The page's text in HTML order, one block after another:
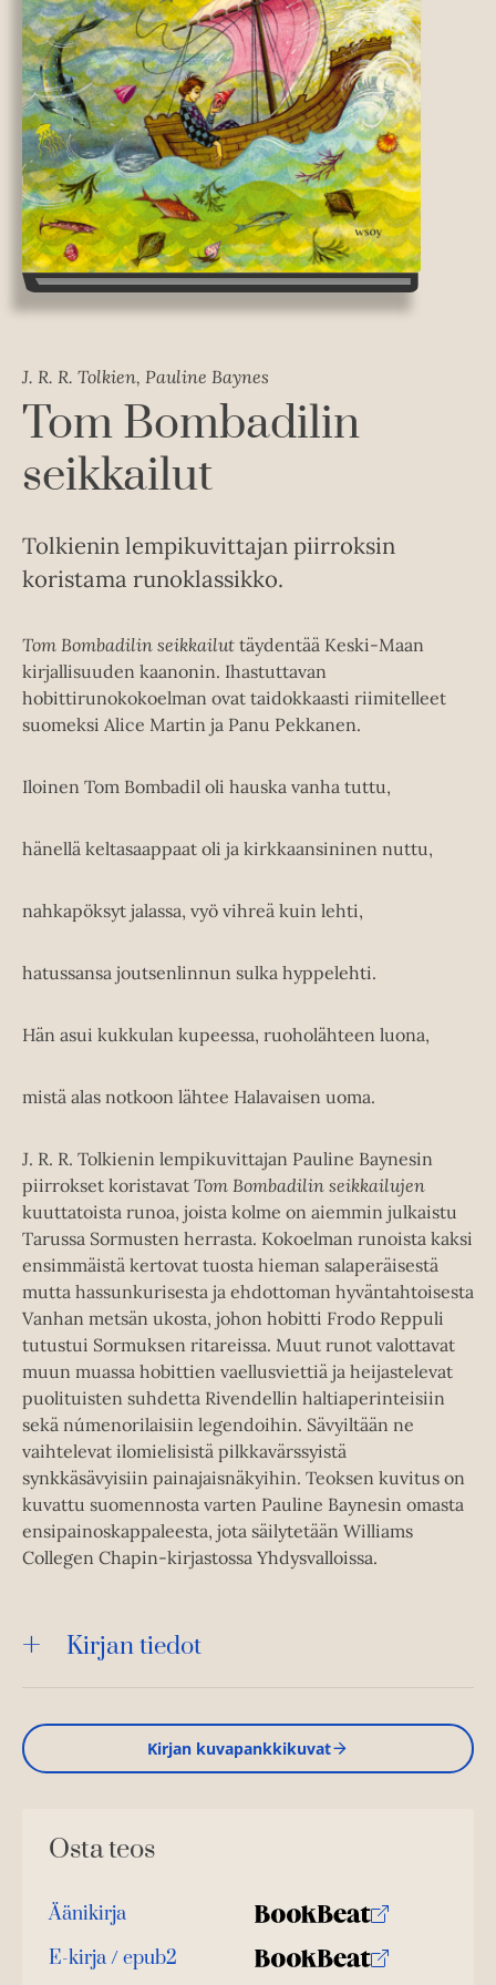
J. R. R. Tolkien, Pauline Baynes
Tom Bombadilin
seikkailut
Tolkienin lempikuvittajan piirroksin
koristama runoklassikko.
Tom Bombadilin seikkailut täydentää Keski-Maan
kirjallisuuden kaanonin. Ihastuttavan
hobittirunokokoelman ovat taidokkaasti riimitelleet
suomeksi Alice Martin ja Panu Pekkanen.
Iloinen Tom Bombadil oli hauska vanha tuttu,
hänellä keltasaappaat oli ja kirkkaansininen nuttu,
nahkapöksyt jalassa, vyö vihreä kuin lehti,
hatussansa joutsenlinnun sulka hyppelehti.
Hän asui kukkulan kupeessa, ruoholähteen luona,
mistä alas notkoon lähtee Halavaisen uoma.
J. R. R. Tolkienin lempikuvittajan Pauline Baynesin
piirrokset koristavat Tom Bombadilin seikkailujen
kuuttatoista runoa, joista kolme on aiemmin julkaistu
Tarussa Sormusten herrasta. Kokoelman runoista kaksi
ensimmäistä kertovat tuosta hieman salaperäisestä
mutta hassunkurisesta ja ehdottoman hyväntahtoisesta
Vanhan metsän ukosta, johon hobitti Frodo Reppuli
tutustui Sormuksen ritareissa. Muut runot valottavat
muun muassa hobittien vaellusviettiä ja heijastelevat
puolituisten suhdetta Rivendellin haltiaperinteisiin
sekä númenorilaisiin legendoihin. Sävyiltään ne
vaihtelevat ilomielisistä pilkkavärssyistä
synkkäsävyisiin painajaisnäkyihin. Teoksen kuvitus on
kuvattu suomennosta varten Pauline Baynesin omasta
ensipainoskappaleesta, jota säilytetään Williams
Collegen Chapin-kirjastossa Yhdysvalloissa.
Kirjan tiedot
Kirjan kuvapankkikuvat
Osta teos
K
u
Äänikirja
B
o
K
E-kirja / epub2
B